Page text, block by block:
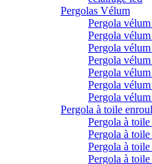
Pergolas Vélum
Pergola
Pergola
Pergola
Pergola
Pergola
Pergola
Pergola
Pergola à toile
Pergola à
Pergola à
Pergola à
Pergola à